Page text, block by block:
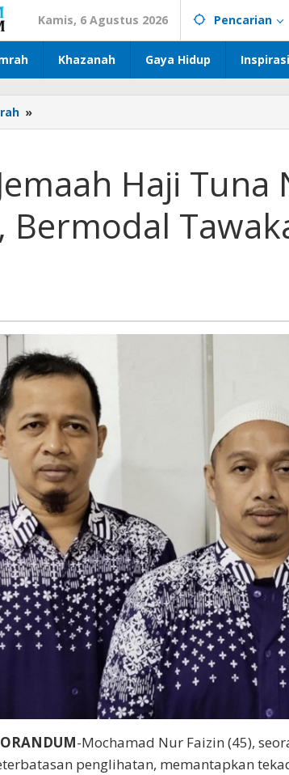
Kamis, 6 Agustus 2026 Pencarian
Khazanah Gaya Hidup Inspirasi
»
Jemaah
Netra
Asal
Bermodal
Haji Tuna
Bermodal
-Mochamad Nur Faizin (45),
penglihatan, memantapkan